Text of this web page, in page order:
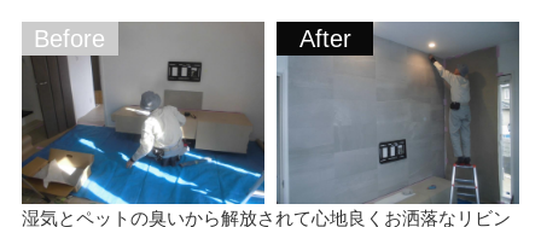
Before After
湿気とペットの臭いから解放されて心地良くお洒落なリビン